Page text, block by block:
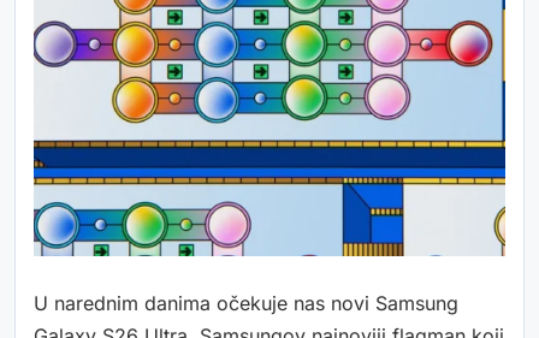
U narednim danima očekuje nas novi Samsung